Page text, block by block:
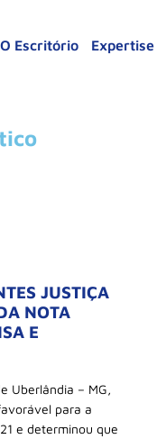
O Escritório Expertise
JUSTIÇA
NOTA
E
Uberlândia – MG,
para a
e determinou que